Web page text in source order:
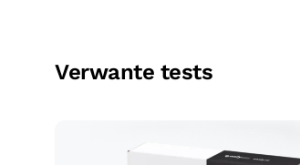
Verwante tests
Nierfunctie test